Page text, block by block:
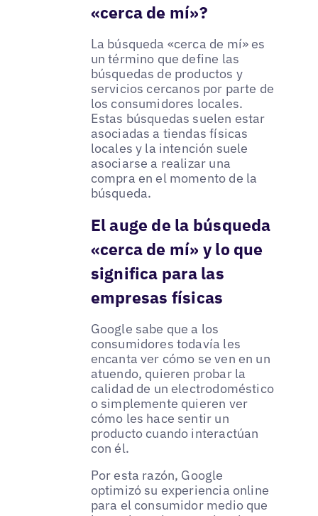
«cerca de mí»?
La búsqueda «cerca de mí» es
un término que define las
búsquedas de productos y
servicios cercanos por parte de
los consumidores locales.
Estas búsquedas suelen estar
asociadas a tiendas físicas
locales y la intención suele
asociarse a realizar una
compra en el momento de la
búsqueda.
El auge de la búsqueda
«cerca de mí» y lo que
significa para las
empresas físicas
Google sabe que a los
consumidores todavía les
encanta ver cómo se ven en un
atuendo, quieren probar la
calidad de un electrodoméstico
o simplemente quieren ver
cómo les hace sentir un
producto cuando interactúan
con él.
Por esta razón, Google
optimizó su experiencia online
para el consumidor medio que